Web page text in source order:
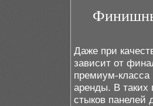
Даже при
зависит от
премиум-класса
аренды. В таких
стыков панелей